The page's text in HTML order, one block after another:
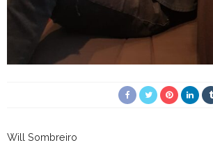
Will Sombreiro